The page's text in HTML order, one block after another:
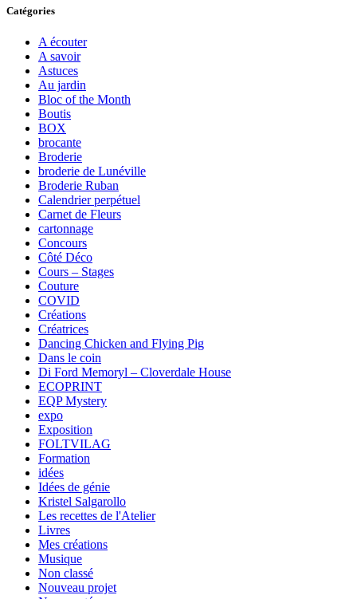
Catégories
A écouter
A savoir
Astuces
Au jardin
Bloc of the Month
Boutis
BOX
brocante
Broderie
broderie de Lunéville
Broderie Ruban
Calendrier perpétuel
Carnet de Fleurs
cartonnage
Concours
Côté Déco
Cours – Stages
Couture
COVID
Créations
Créatrices
Dancing Chicken and Flying Pig
Dans le coin
Di Ford Memoryl – Cloverdale House
ECOPRINT
EQP Mystery
expo
Exposition
FOLTVILAG
Formation
idées
Idées de génie
Kristel Salgarollo
Les recettes de l'Atelier
Livres
Mes créations
Musique
Non classé
Nouveau projet